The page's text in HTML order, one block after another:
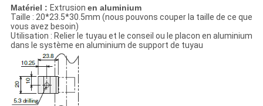
Matériel : Extrusion en aluminium
Taille : 20*23.5*30.5mm (nous pouvons couper la taille de ce que
vous avez besoin)
Utilisation : Relier le tuyau et le conseil ou le placon en aluminium
dans le système en aluminium de support de tuyau